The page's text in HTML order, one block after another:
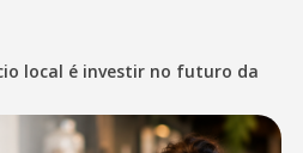
local é investir no futuro da